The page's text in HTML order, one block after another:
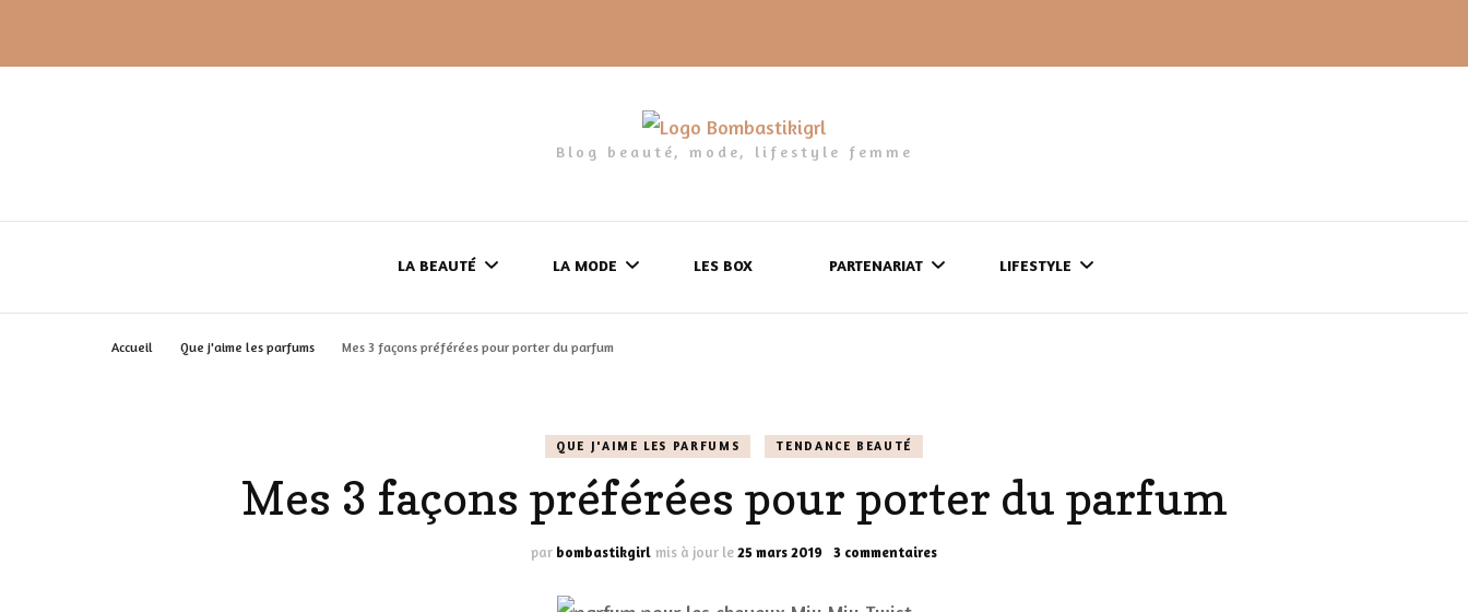
Blog beauté, mode, lifestyle femme
LA BEAUTÉ
LES GELS-DOUCHE
LES DÉOS
LA MODE
MES LOOKS
LES BOX PARTENARIAT
CONFIDENTIALITÉ
LIFESTYLE
DÉCO MAISON
Accueil Que j'aime les parfums Mes 3 façons préférées pour porter du parfum
QUE J'AIME LES PARFUMS TENDANCE BEAUTÉ
Mes 3 façons préférées pour porter du parfum
par bombastikgirl mis à jour le25 mars 2019 3 commentairessur